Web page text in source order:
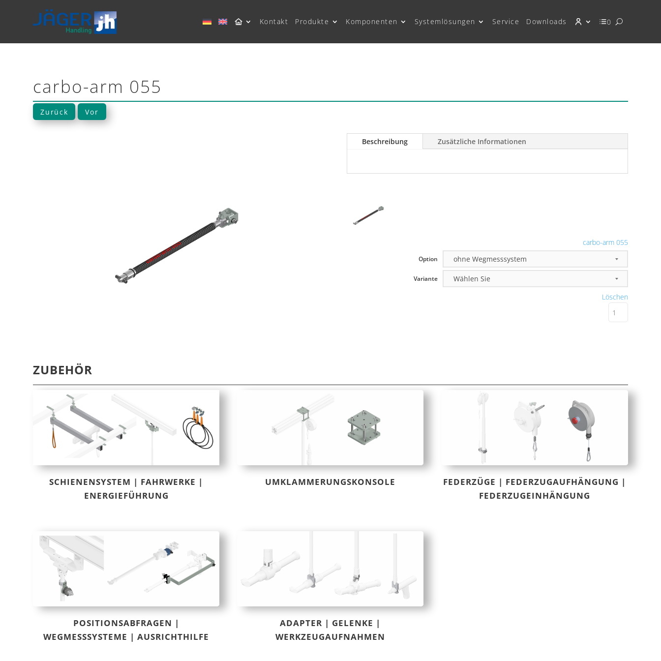
Kontakt Produkte Komponenten Systemlösungen Service Downloads 0
carbo-arm 055
Zurück Vor
Beschreibung Zusätzliche Informationen
carbo-arm 055
Option
Variante
Löschen
ZUBEHÖR
SCHIENENSYSTEM | FAHRWERKE |
ENERGIEFÜHRUNG
UMKLAMMERUNGSKONSOLE
FEDERZÜGE | FEDERZUGAUFHÄNGUNG |
FEDERZUGEINHÄNGUNG
POSITIONSABFRAGEN |
WEGMESSSYSTEME | AUSRICHTHILFE
ADAPTER | GELENKE |
WERKZEUGAUFNAHMEN